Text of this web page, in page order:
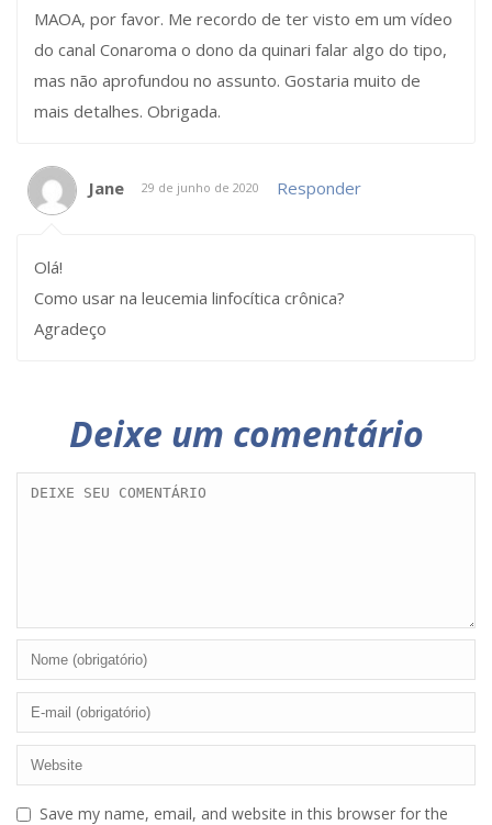
MAOA, por favor. Me recordo de ter visto em um vídeo
do canal Conaroma o dono da quinari falar algo do tipo,
mas não aprofundou no assunto. Gostaria muito de
mais detalhes. Obrigada.
Jane 29 de junho de 2020 Responder
Olá!
Como usar na leucemia linfocítica crônica?
Agradeço
Deixe um comentário
Save my name, email, and website in this browser for the